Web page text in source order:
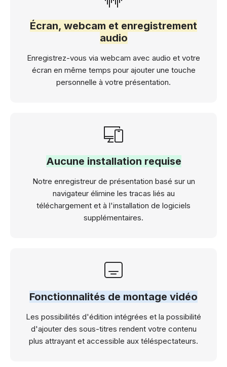
Écran, webcam et enregistrement
audio
Enregistrez-vous via webcam avec audio et votre
écran en même temps pour ajouter une touche
personnelle à votre présentation.
Aucune installation requise
Notre enregistreur de présentation basé sur un
navigateur élimine les tracas liés au
téléchargement et à l'installation de logiciels
supplémentaires.
Fonctionnalités de montage vidéo
Les possibilités d'édition intégrées et la possibilité
d'ajouter des sous-titres rendent votre contenu
plus attrayant et accessible aux téléspectateurs.